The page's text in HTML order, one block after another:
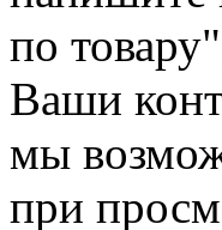
по
Ваши
мы
при